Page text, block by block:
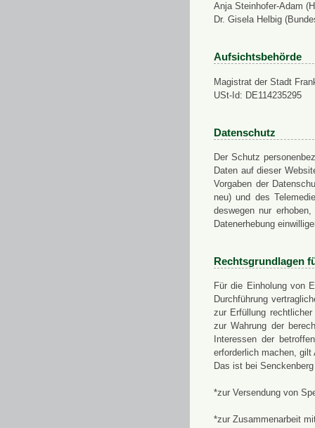
Anja Steinhofer-Adam
Dr. Gisela Helbig
Aufsichtsbehörde
Magistrat der Stadt
USt-Id: DE114235295
Datenschutz
Der Schutz
Daten auf dieser
Vorgaben der
neu) und des
deswegen nur
Datenerhebung
Rechtsgrundlagen
Für die Einholung von
Durchführung
zur Erfüllung
zur Wahrung der
Interessen der
erforderlich machen,
Das ist bei
*zur Versendung von
*zur Zusammenarbeit